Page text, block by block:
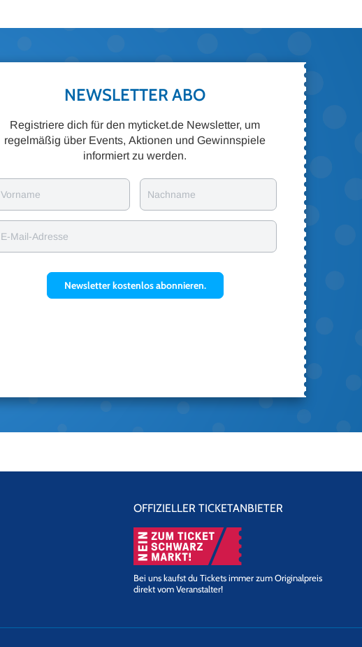
NEWSLETTER ABO
Registriere dich für den myticket.de Newsletter, um
regelmäßig über Events, Aktionen und Gewinnspiele
informiert zu werden.
Vorname Nachname
E-Mail-Adresse
Newsletter kostenlos abonnieren.
OFFIZIELLER TICKETANBIETER
Bei uns kaufst du Tickets immer zum Originalpreis
direkt vom Veranstalter!